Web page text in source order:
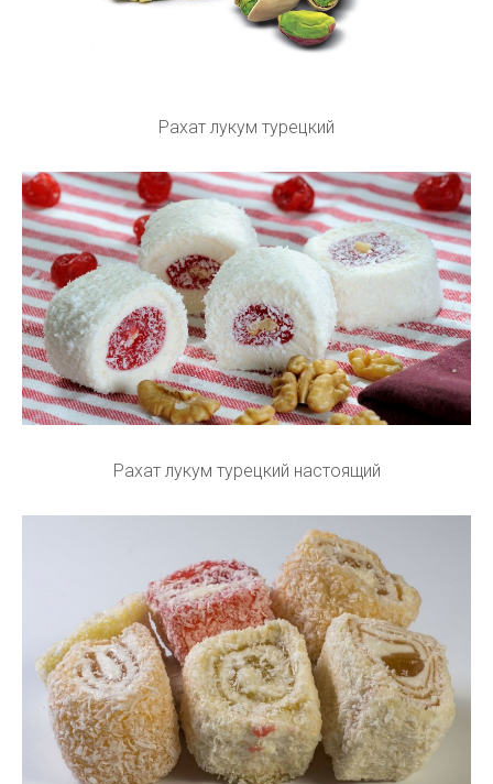
Рахат лукум турецкий
Рахат лукум турецкий настоящий